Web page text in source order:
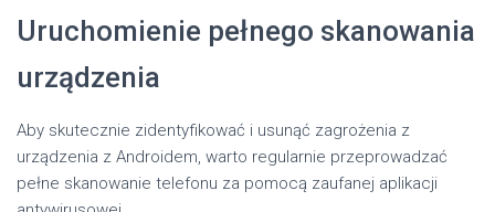
Uruchomienie pełnego skanowania
urządzenia
Aby skutecznie zidentyfikować i usunąć zagrożenia z
urządzenia z Androidem, warto regularnie przeprowadzać
pełne skanowanie telefonu za pomocą zaufanej aplikacji